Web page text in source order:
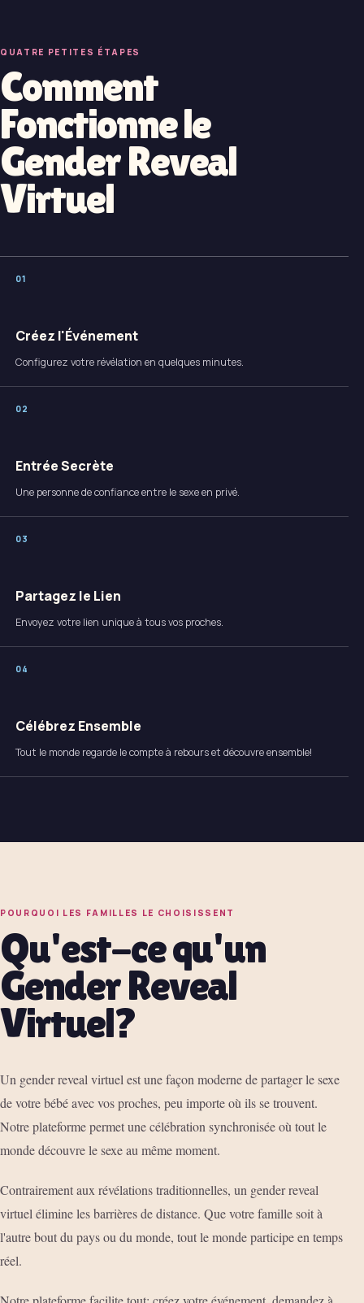
QUATRE PETITES ÉTAPES
Comment
Fonctionne le
Gender Reveal
Virtuel
01
Créez l'Événement
Configurez votre révélation en quelques minutes.
02
Entrée Secrète
Une personne de confiance entre le sexe en privé.
03
Partagez le Lien
Envoyez votre lien unique à tous vos proches.
04
Célébrez Ensemble
Tout le monde regarde le compte à rebours et découvre ensemble!
POURQUOI LES FAMILLES LE CHOISISSENT
Qu'est-ce qu'un
Gender Reveal
Virtuel?
Un gender reveal virtuel est une façon moderne de partager le sexe
de votre bébé avec vos proches, peu importe où ils se trouvent.
Notre plateforme permet une célébration synchronisée où tout le
monde découvre le sexe au même moment.
Contrairement aux révélations traditionnelles, un gender reveal
virtuel élimine les barrières de distance. Que votre famille soit à
l'autre bout du pays ou du monde, tout le monde participe en temps
réel.